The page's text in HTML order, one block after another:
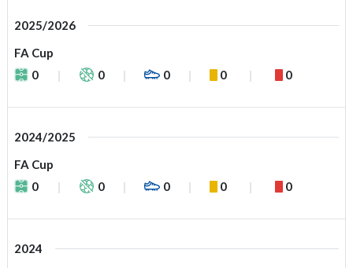
2025/2026
FA Cup
0
0 0 0 0
2024/2025
FA Cup
0
0 0 0 0
2024